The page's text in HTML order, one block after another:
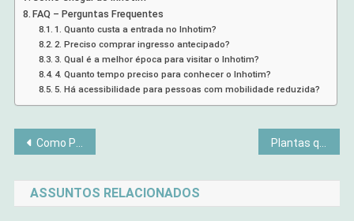
FAQ – Perguntas Frequentes
1. Quanto custa a entrada no Inhotim?
2. Preciso comprar ingresso antecipado?
3. Qual é a melhor época para visitar o Inhotim?
4. Quanto tempo preciso para conhecer o Inhotim?
5. Há acessibilidade para pessoas com mobilidade reduzida?
Navegação
de
Post
Como Praticar Mindfulness na Vida Real: 7 Técnicas Simples para Começar Hoje
ASSUNTOS RELACIONADOS